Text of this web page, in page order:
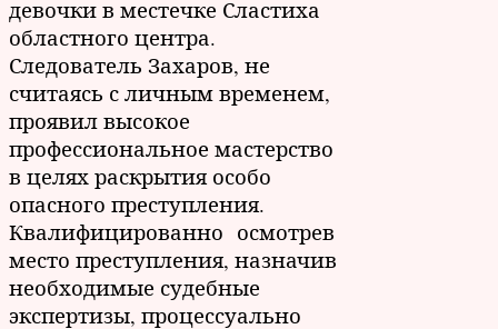
девочки в местечке Сластиха
областного центра.
Следователь Захаров, не
считаясь с личным временем,
проявил высокое
профессиональное мастерство
в целях раскрытия особо
опасного преступления.
Квалифицированно осмотрев
место преступления, назначив
необходимые судебные
экспертизы, процессуально